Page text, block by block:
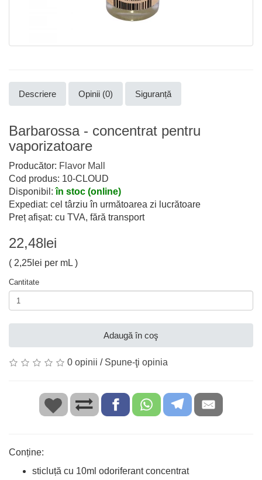
Descriere Opinii (0) Siguranță
Barbarossa - concentrat pentru
vaporizatoare
Producător: Flavor Mall
Cod produs: 10-CLOUD
Disponibil:în stoc (online)
Expediat: cel târziu în următoarea zi lucrătoare
Preț afișat: cu TVA, fără transport
22,48lei
( 2,25lei per mL )
Cantitate
Adaugă în coş
0 opinii / Spune-ţi opinia
Conține:
sticluță cu 10ml odoriferant concentrat